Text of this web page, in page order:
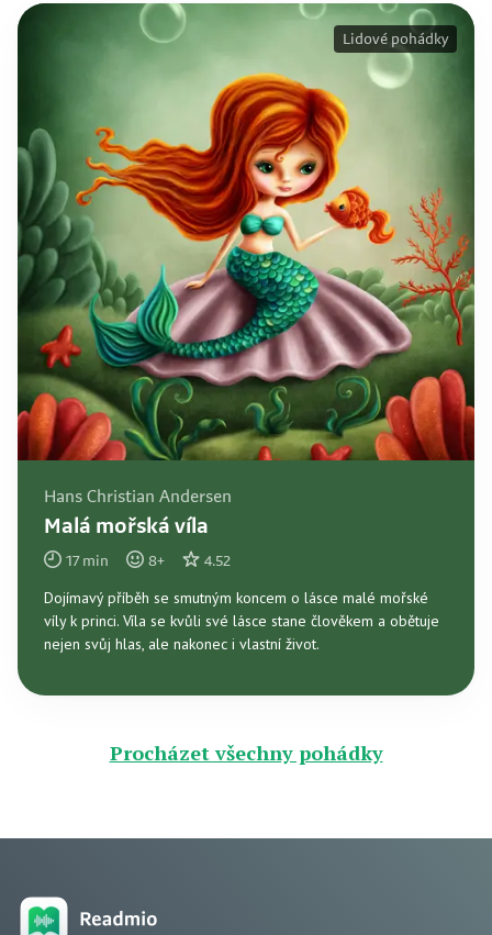
Hans Christian Andersen
Malá mořská víla
17min 8+ 4.52
Dojímavý příběh se smutným koncem o lásce malé mořské
víly k princi. Víla se kvůli své lásce stane člověkem a obětuje
nejen svůj hlas, ale nakonec i vlastní život.
Lidové pohádky
Procházet všechny pohádky